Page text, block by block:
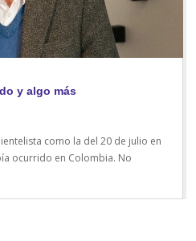
y algo más
como la del 20 de julio en
ocurrido en Colombia. No